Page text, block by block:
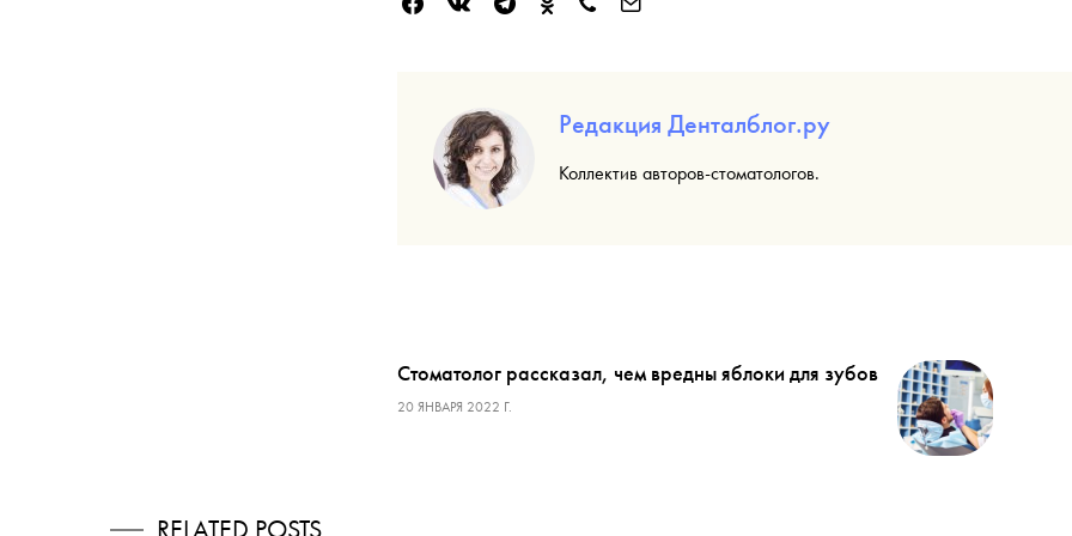
Редакция Денталблог.ру
Коллектив авторов-стоматологов.
Стоматолог рассказал, чем вредны яблоки для зубов
20 ЯНВАРЯ 2022 Г.